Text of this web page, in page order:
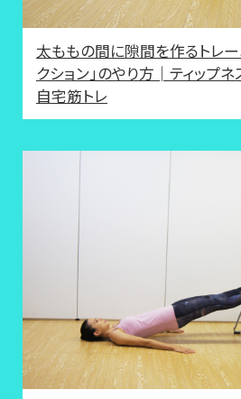
太ももの間に隙間を作るトレー
クション」のやり方│ティップネ
自宅筋トレ